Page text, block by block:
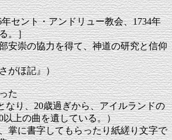
セント・アンドリュー教会、1734年
。］
安崇の協力を得て、神道の研究と信仰
がほ記』）
た
り、20歳過ぎから、アイルランドの
上の曲を遺している。）
掌に書字してもらったり紙縒り文字で